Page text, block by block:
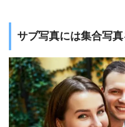
サブ写真には集合写真